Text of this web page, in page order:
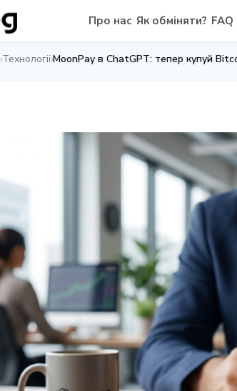
Про нас Як обміняти? FAQ
›Технології›MoonPay в ChatGPT: тепер купуй